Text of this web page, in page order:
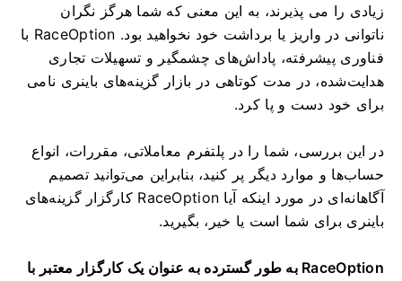
زیادی را می پذیرند، به این معنی که شما هرگز نگران
ناتوانی در واریز یا برداشت خود نخواهید بود.
RaceOption با
فناوری پیشرفته، پاداش‌های چشمگیر و تسهیلات تجاری
هدایت‌شده، در مدت کوتاهی در بازار گزینه‌های باینری نامی
برای خود دست و پا کرد.
در این بررسی، شما را در پلتفرم معاملاتی، مقررات، انواع
حساب‌ها و موارد دیگر پر کنید، بنابراین می‌توانید تصمیم
آگاهانه‌ای در مورد اینکه آیا RaceOption کارگزار گزینه‌های
باینری برای شما است یا خیر، بگیرید.
RaceOption به طور گسترده به عنوان یک کارگزار معتبر با